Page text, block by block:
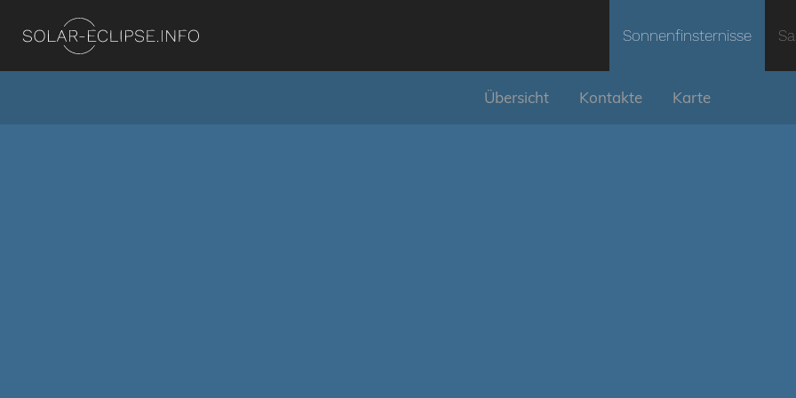
Sonnenfinsternisse
Übersicht Kontakte Karte